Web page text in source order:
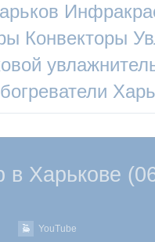
Конвекторы
в Харькове
YouTube